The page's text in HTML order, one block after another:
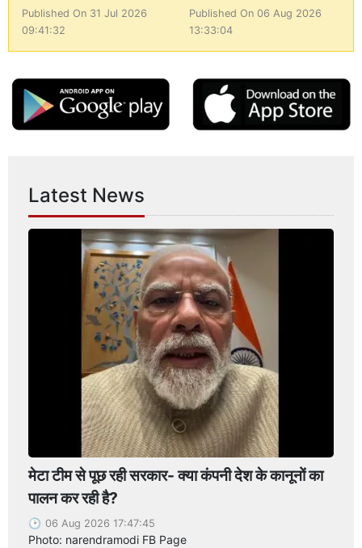
Published On 31 Jul 2026
09:41:32
Published On 06 Aug 2026
13:33:04
Latest News
मेटा टीम से पूछ रही सरकार- क्या कंपनी देश के कानूनों का
पालन कर रही है?
06 Aug 2026 17:47:45
Photo: narendramodi FB Page